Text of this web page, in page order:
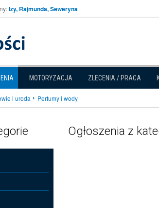
Izy, Rajmunda, Seweryna
MOTORYZACJA ZLECENIA / PRACA
i uroda Perfumy i wody
Ogłoszenia z